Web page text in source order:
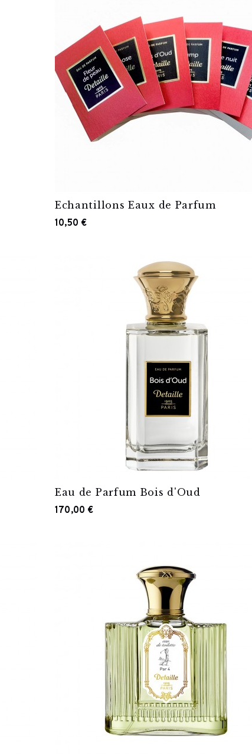
Echantillons Eaux de Parfum
10,50 €
Eau de Parfum Bois d'Oud
170,00 €